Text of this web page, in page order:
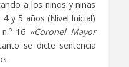
a los niños y niñas
y 5 años (Nivel Inicial)
16 «Coronel Mayor
se dicte sentencia